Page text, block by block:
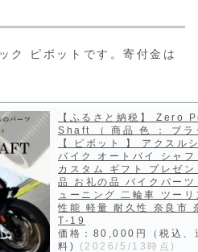
ピボットです。寄付金は
【ふるさと納税】 Zero
Shaft （ 商品 色 ： ブラ
【 ピボット 】 アクスル
バイク オートバイ シャ
カスタム ギフト プレゼ
品 お礼の品 バイクパー
ューニング 二輪車 ツー
性能 軽量 耐久性 奈良市
T-19
価格：80,000円（税込、
料)
(2026/5/13時点)